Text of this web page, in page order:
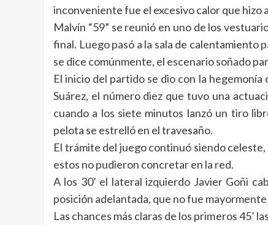
inconveniente fue el excesivo calor que hizo
Malvín “59” se reunió en uno de los
final. Luego pasó a la sala de calentamiento
se dice comúnmente, el escenario soñado
El inicio del partido se dio con la
Suárez, el número diez que tuvo una
cuando a los siete minutos lanzó un tiro
pelota se estrelló en el travesaño.
El trámite del juego continuó siendo
estos no pudieron concretar en la red.
A los 30’ el lateral izquierdo Javier Goñi
posición adelantada, que no fue
Las chances más claras de los primeros 45’